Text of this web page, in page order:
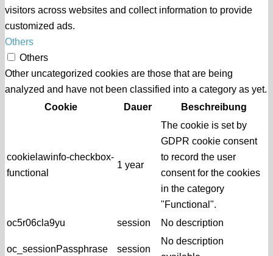
visitors across websites and collect information to provide
customized ads.
Others
Others
Other uncategorized cookies are those that are being
analyzed and have not been classified into a category as yet.
Cookie
Dauer Beschreibung
cookielawinfo-checkbox-
functional
1 year
The cookie is set by
GDPR cookie consent
to record the user
consent for the cookies
in the category
"Functional".
oc5r06cla9yu
session No description
oc_sessionPassphrase session
No description